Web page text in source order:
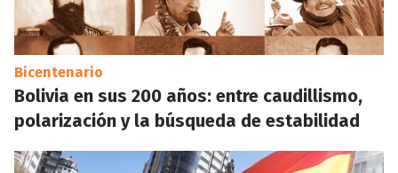
Bicentenario
Bolivia en sus 200 años: entre caudillismo,
polarización y la búsqueda de estabilidad